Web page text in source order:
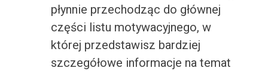
płynnie przechodząc do głównej
części listu motywacyjnego, w
której przedstawisz bardziej
szczegółowe informacje na temat